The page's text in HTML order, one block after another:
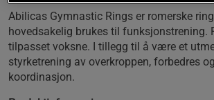
Abilicas Gymnastic Rings er romerske
hovedsakelig brukes til funksjonstrening.
tilpasset voksne. I tillegg til å være et
styrketrening av overkroppen, forbedres
koordinasjon.